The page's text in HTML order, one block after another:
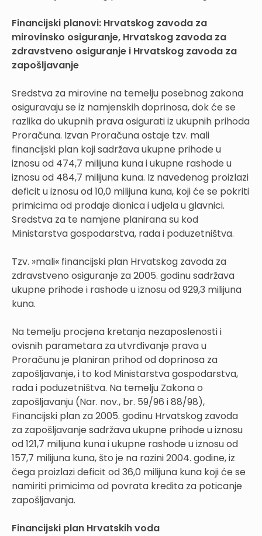
Financijski planovi: Hrvatskog zavoda za
mirovinsko osiguranje, Hrvatskog zavoda za
zdravstveno osiguranje i Hrvatskog zavoda za
zapošljavanje
Sredstva za mirovine na temelju posebnog zakona
osiguravaju se iz namjenskih doprinosa, dok će se
razlika do ukupnih prava osigurati iz ukupnih prihoda
Proračuna. Izvan Proračuna ostaje tzv. mali
financijski plan koji sadržava ukupne prihode u
iznosu od 474,7 milijuna kuna i ukupne rashode u
iznosu od 484,7 milijuna kuna. Iz navedenog proizlazi
deficit u iznosu od 10,0 milijuna kuna, koji će se pokriti
primicima od prodaje dionica i udjela u glavnici.
Sredstva za te namjene planirana su kod
Ministarstva gospodarstva, rada i poduzetništva.
Tzv. »mali« financijski plan Hrvatskog zavoda za
zdravstveno osiguranje za 2005. godinu sadržava
ukupne prihode i rashode u iznosu od 929,3 milijuna
kuna.
Na temelju procjena kretanja nezaposlenosti i
ovisnih parametara za utvrđivanje prava u
Proračunu je planiran prihod od doprinosa za
zapošljavanje, i to kod Ministarstva gospodarstva,
rada i poduzetništva. Na temelju Zakona o
zapošljavanju (Nar. nov., br. 59/96 i 88/98),
Financijski plan za 2005. godinu Hrvatskog zavoda
za zapošljavanje sadržava ukupne prihode u iznosu
od 121,7 milijuna kuna i ukupne rashode u iznosu od
157,7 milijuna kuna, što je na razini 2004. godine, iz
čega proizlazi deficit od 36,0 milijuna kuna koji će se
namiriti primicima od povrata kredita za poticanje
zapošljavanja.
Financijski plan Hrvatskih voda